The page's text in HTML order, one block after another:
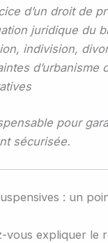
d’un droit de
juridique du
indivision,
d’urbanisme
pour
sécurisée.
: un
vous expliquer le